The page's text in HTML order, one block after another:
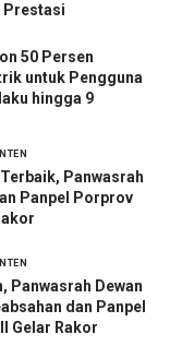
Prestasi
50 Persen
untuk Pengguna
hingga 9
Panwasrah
Panpel Porprov
Panwasrah Dewan
dan Panpel
Gelar Rakor